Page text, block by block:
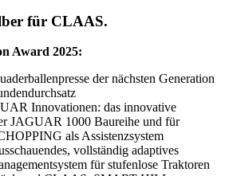
für CLAAS.
Award 2025:
der nächsten Generation
Innovationen: das innovative
JAGUAR 1000 Baureihe und für
als Assistenzsystem
vollständig adaptives
für stufenlose Traktoren